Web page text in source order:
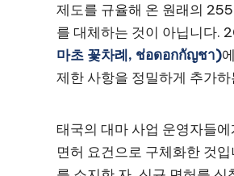
제도를 규율해 온 원래의
를 대체하는 것이 아닙니다.
마초 꽃차례, ช่อดอกกัญชา)
제한 사항을 정밀하게 추가
태국의 대마 사업 운영자들
면허 요건으로 구체화한 것